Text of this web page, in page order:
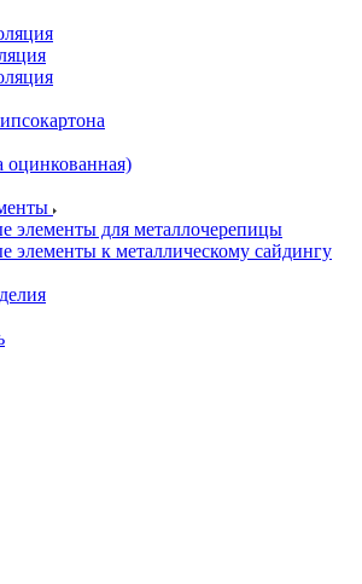
элементы для металлочерепицы
элементы к металлическому сайдингу